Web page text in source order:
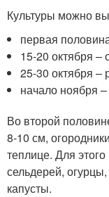
Культуры можно
первая
15-20 октября –
25-30 октября –
начало ноября
Во второй
8-10 см,
теплице. Для
сельдерей,
капусты.